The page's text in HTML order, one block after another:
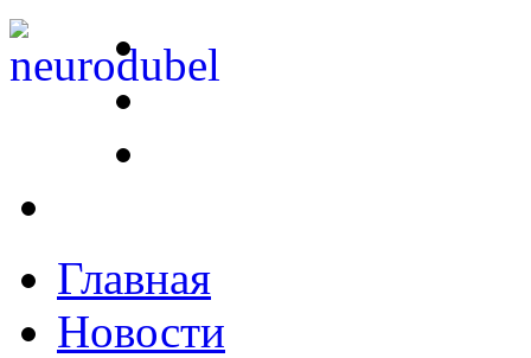
Главная
Новости